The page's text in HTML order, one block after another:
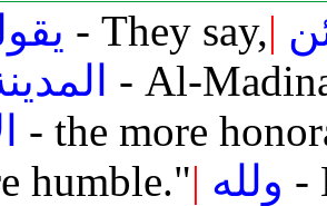
- They say,|
- Al-
- the more
humble."| ولله -